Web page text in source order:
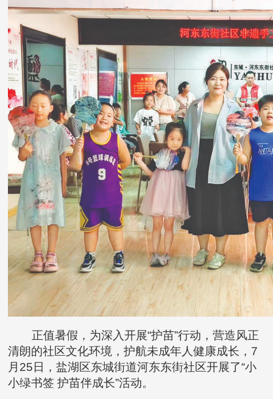
正值暑假，为深入开展“护苗”行动，营造风正
清朗的社区文化环境，护航未成年人健康成长，7
月25日，盐湖区东城街道河东东街社区开展了“小
小绿书签 护苗伴成长”活动。